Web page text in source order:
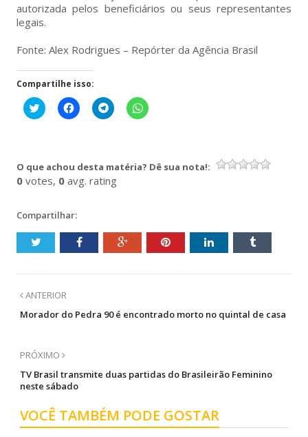
autorizada pelos beneficiários ou seus representantes
legais.
Fonte: Alex Rodrigues – Repórter da Agência Brasil
Compartilhe isso:
Clique
para
janela)
Clique
para
janela)
Clique
para
janela)
Clique
para
janela)
O que achou desta matéria? Dê sua nota!:
0 votes, 0 avg. rating
Compartilhar:
ANTERIOR
Morador do Pedra 90 é encontrado morto no quintal de casa
PRÓXIMO
TV Brasil transmite duas partidas do Brasileirão Feminino
neste sábado
VOCÊ TAMBÉM PODE GOSTAR